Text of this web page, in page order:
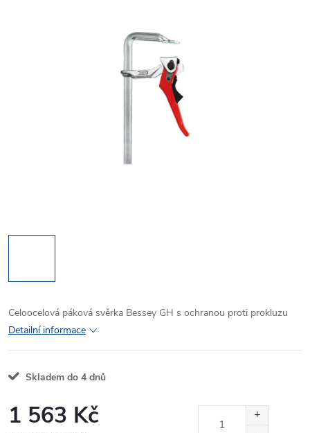
Celoocelová páková svěrka Bessey GH s ochranou proti prokluzu
Detailní informace
Skladem do 4 dnů
1 563 Kč